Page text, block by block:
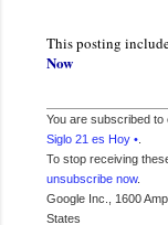
This posting
Now
You are subscribed to
Siglo 21 es Hoy •
To stop receiving
unsubscribe now.
Google Inc., 1600
States